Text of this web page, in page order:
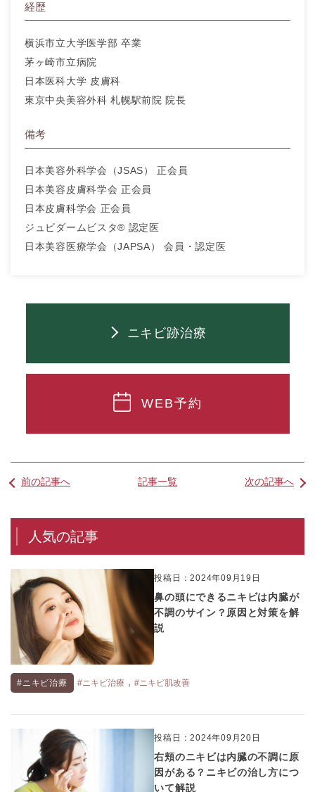
経歴
横浜市立大学医学部 卒業
茅ヶ崎市立病院
日本医科大学 皮膚科
東京中央美容外科 札幌駅前院 院長
備考
日本美容外科学会（JSAS） 正会員
日本美容皮膚科学会 正会員
日本皮膚科学会 正会員
ジュビダームビスタ® 認定医
日本美容医療学会（JAPSA） 会員・認定医
ニキビ跡治療
WEB予約
前の記事へ 記事一覧 次の記事へ
人気の記事
投稿日：2024年09月19日
鼻の頭にできるニキビは内臓が
不調のサイン？原因と対策を解
説
#ニキビ治療 #ニキビ治療 , #ニキビ肌改善
投稿日：2024年09月20日
右頬のニキビは内臓の不調に原
因がある？ニキビの治し方につ
いて解説